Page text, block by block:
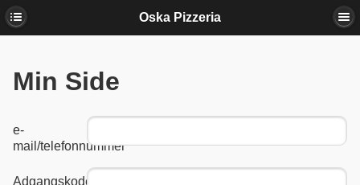
Oska Pizzeria
Min Side
e-
mail/telefonnummer
Adgangskode